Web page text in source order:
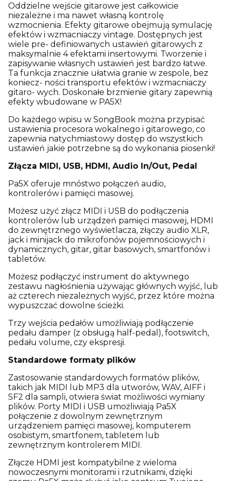
Oddzielne wejście gitarowe jest całkowicie
niezależne i ma nawet własną kontrolę
wzmocnienia. Efekty gitarowe obejmują symulację
efektów i wzmacniaczy vintage. Dostępnych jest
wiele pre- definiowanych ustawień gitarowych z
maksymalnie 4 efektami insertowymi. Tworzenie i
zapisywanie własnych ustawień jest bardzo łatwe.
Ta funkcja znacznie ułatwia granie w zespole, bez
koniecz- ności transportu efektów i wzmacniaczy
gitaro- wych. Doskonałe brzmienie gitary zapewnią
efekty wbudowane w PA5X!
Do każdego wpisu w SongBook można przypisać
ustawienia procesora wokalnego i gitarowego, co
zapewnia natychmiastowy dostęp do wszystkich
ustawień jakie potrzebne są do wykonania piosenki!
Złącza MIDI, USB, HDMI, Audio In/Out, Pedal
Pa5X oferuje mnóstwo połączeń audio,
kontrolerów i pamięci masowej.
Możesz użyć złącz MIDI i USB do podłączenia
kontrolerów lub urządzeń pamięci masowej, HDMI
do zewnętrznego wyświetlacza, złączy audio XLR,
jack i minijack do mikrofonów pojemnościowych i
dynamicznych, gitar, gitar basowych, smartfonów i
tabletów.
Możesz podłączyć instrument do aktywnego
zestawu nagłośnienia używając głównych wyjść, lub
aż czterech niezależnych wyjść, przez które można
wypuszczać dowolne ścieżki.
Trzy wejścia pedałów umożliwiają podłączenie
pedału damper (z obsługą half-pedal), footswitch,
pedału volume, czy ekspresji.
Standardowe formaty plików
Zastosowanie standardowych formatów plików,
takich jak MIDI lub MP3 dla utworów, WAV, AIFF i
SF2 dla sampli, otwiera świat możliwości wymiany
plików. Porty MIDI i USB umożliwiają Pa5X
połączenie z dowolnym zewnętrznym
urządzeniem pamięci masowej, komputerem
osobistym, smartfonem, tabletem lub
zewnętrznym kontrolerem MIDI.
Złącze HDMI jest kompatybilne z wieloma
nowoczesnymi monitorami i rzutnikami, dzięki